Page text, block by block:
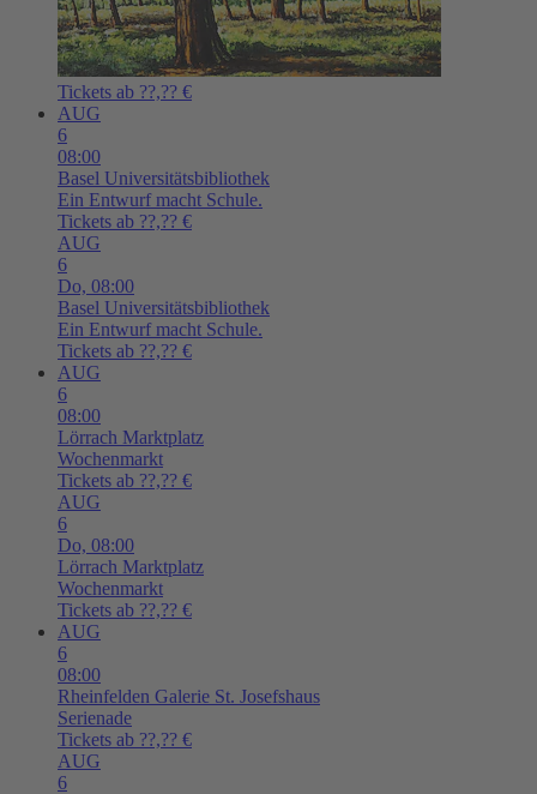
Tickets ab ??,?? €
AUG
6
08:00
Basel Universitätsbibliothek
Ein Entwurf macht Schule.
Tickets ab ??,?? €
AUG
6
Do, 08:00
Basel Universitätsbibliothek
Ein Entwurf macht Schule.
Tickets ab ??,?? €
AUG
6
08:00
Lörrach Marktplatz
Wochenmarkt
Tickets ab ??,?? €
AUG
6
Do, 08:00
Lörrach Marktplatz
Wochenmarkt
Tickets ab ??,?? €
AUG
6
08:00
Rheinfelden Galerie St. Josefshaus
Serienade
Tickets ab ??,?? €
AUG
6